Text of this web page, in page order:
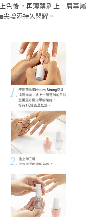
色後，再薄薄刷上一層專屬
增添持久閃耀。